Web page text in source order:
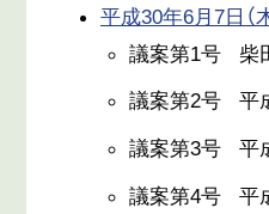
平成30年6月7日（
議案第1号 柴
議案第2号 平
議案第3号 平
議案第4号 平